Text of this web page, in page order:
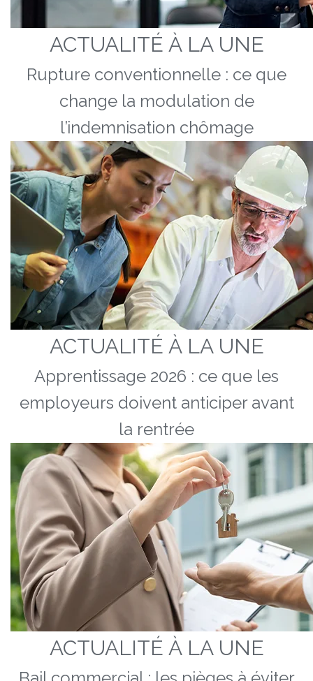
ACTUALITÉ À LA UNE
Rupture conventionnelle : ce que
change la modulation de
l’indemnisation chômage
ACTUALITÉ À LA UNE
Apprentissage 2026 : ce que les
employeurs doivent anticiper avant
la rentrée
ACTUALITÉ À LA UNE